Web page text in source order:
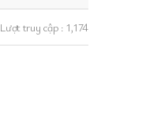
Lượt truy cập : 1,174